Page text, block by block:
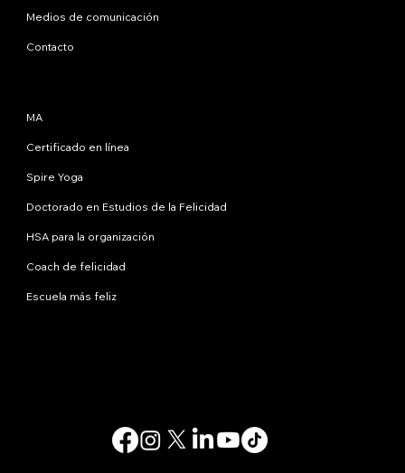
Medios de comunicación
Contacto
MA
Certificado en línea
Spire Yoga
Doctorado en Estudios de la Felicidad
HSA para la organización
Coach de felicidad
Escuela más feliz